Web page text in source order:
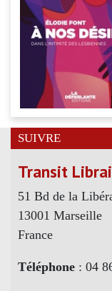
SUIVRE
Transit
51 Bd de la
13001 Marseille
France
Téléphone : 04